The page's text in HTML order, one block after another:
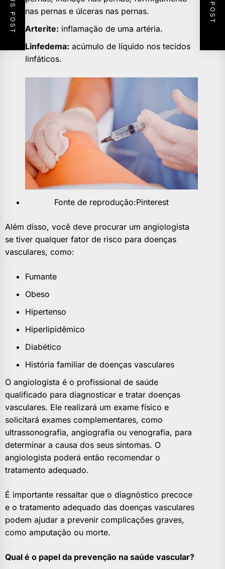
nas pernas e úlceras nas pernas.
Arterite: inflamação de uma artéria.
Linfedema: acúmulo de líquido nos tecidos
linfáticos.
Fonte de reprodução:Pinterest
Além disso, você deve procurar um angiologista
se tiver qualquer fator de risco para doenças
vasculares, como:
Fumante
Obeso
Hipertenso
Hiperlipidêmico
Diabético
História familiar de doenças vasculares
O angiologista é o profissional de saúde
qualificado para diagnosticar e tratar doenças
vasculares. Ele realizará um exame físico e
solicitará exames complementares, como
ultrassonografia, angiografia ou venografia, para
determinar a causa dos seus sintomas. O
angiologista poderá então recomendar o
tratamento adequado.
É importante ressaltar que o diagnóstico precoce
e o tratamento adequado das doenças vasculares
podem ajudar a prevenir complicações graves,
como amputação ou morte.
Qual é o papel da prevenção na saúde vascular?